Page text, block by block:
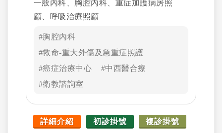
一般內科、胸腔內科、重症加護病房照
顧、呼吸治療照顧
#胸腔內科
#救命-重大外傷及急重症照護
#癌症治療中心
#中西醫合療
#衛教諮詢室
詳細介紹 初診掛號 複診掛號